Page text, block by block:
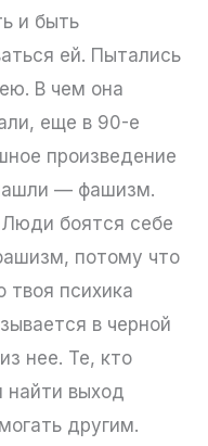
и быть
ей. Пытались
В чем она
еще в 90-е
произведение
— фашизм.
боятся себе
потому что
твоя психика
в черной
нее. Те, кто
найти выход
другим.